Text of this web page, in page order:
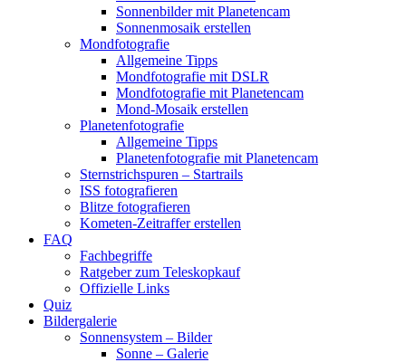
Sonnenbilder mit Planetencam
Sonnenmosaik erstellen
Mondfotografie
Allgemeine Tipps
Mondfotografie mit DSLR
Mondfotografie mit Planetencam
Mond-Mosaik erstellen
Planetenfotografie
Allgemeine Tipps
Planetenfotografie mit Planetencam
Sternstrichspuren – Startrails
ISS fotografieren
Blitze fotografieren
Kometen-Zeitraffer erstellen
FAQ
Fachbegriffe
Ratgeber zum Teleskopkauf
Offizielle Links
Quiz
Bildergalerie
Sonnensystem – Bilder
Sonne – Galerie